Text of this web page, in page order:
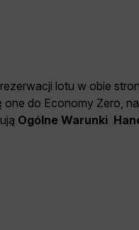
lotu w obie
one do Economy Zero,
Ogólne Warunki